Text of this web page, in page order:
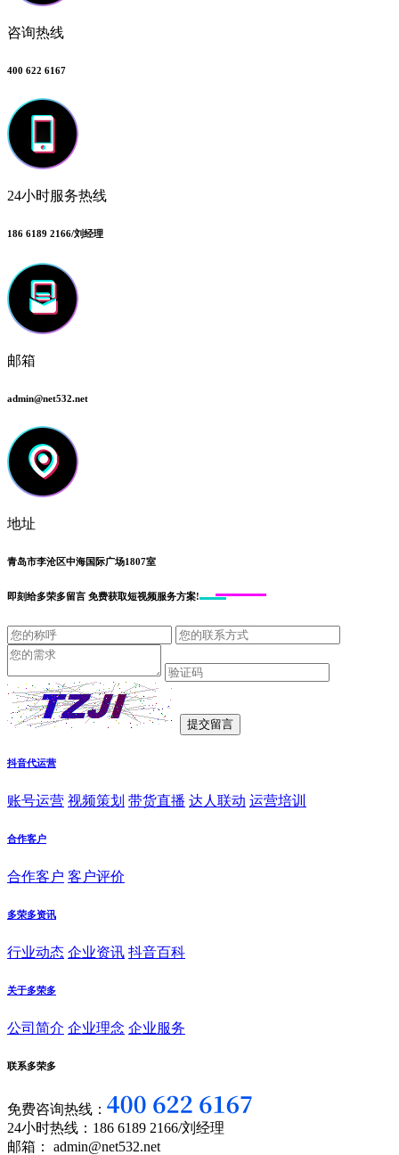
咨询热线
400 622 6167
24小时服务热线
186 6189 2166/刘经理
邮箱
admin@net532.net
地址
青岛市李沧区中海国际广场1807室
即刻给多荣多留言 免费获取短视频服务方案!
抖音代运营
账号运营 视频策划 带货直播 达人联动 运营培训
合作客户
合作客户 客户评价
多荣多资讯
行业动态 企业资讯 抖音百科
关于多荣多
公司简介 企业理念 企业服务
联系多荣多
免费咨询热线：
24小时热线：186 6189 2166/刘经理
邮箱： admin@net532.net